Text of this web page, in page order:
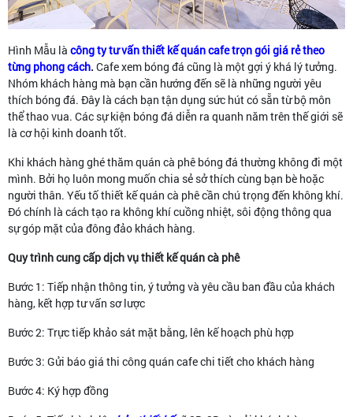
Hình Mẫu là công ty tư vấn thiết kế quán cafe trọn gói giá rẻ theo
từng phong cách. Cafe xem bóng đá cũng là một gợi ý khá lý tưởng.
Nhóm khách hàng mà bạn cần hướng đến sẽ là những người yêu
thích bóng đá. Đây là cách bạn tận dụng sức hút có sẵn từ bộ môn
thể thao vua. Các sự kiện bóng đá diễn ra quanh năm trên thế giới sẽ
là cơ hội kinh doanh tốt.
Khi khách hàng ghé thăm quán cà phê bóng đá thường không đi một
mình. Bởi họ luôn mong muốn chia sẻ sở thích cùng bạn bè hoặc
người thân. Yếu tố thiết kế quán cà phê cần chú trọng đến không khí.
Đó chính là cách tạo ra không khí cuồng nhiệt, sôi động thông qua
sự góp mặt của đông đảo khách hàng.
Quy trình cung cấp dịch vụ thiết kế quán cà phê
Bước 1: Tiếp nhận thông tin, ý tưởng và yêu cầu ban đầu của khách
hàng, kết hợp tư vấn sơ lược
Bước 2: Trực tiếp khảo sát mặt bằng, lên kế hoạch phù hợp
Bước 3: Gửi báo giá thi công quán cafe chi tiết cho khách hàng
Bước 4: Ký hợp đồng